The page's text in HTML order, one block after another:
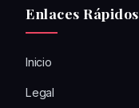
Enlaces Rápidos
Inicio
Legal